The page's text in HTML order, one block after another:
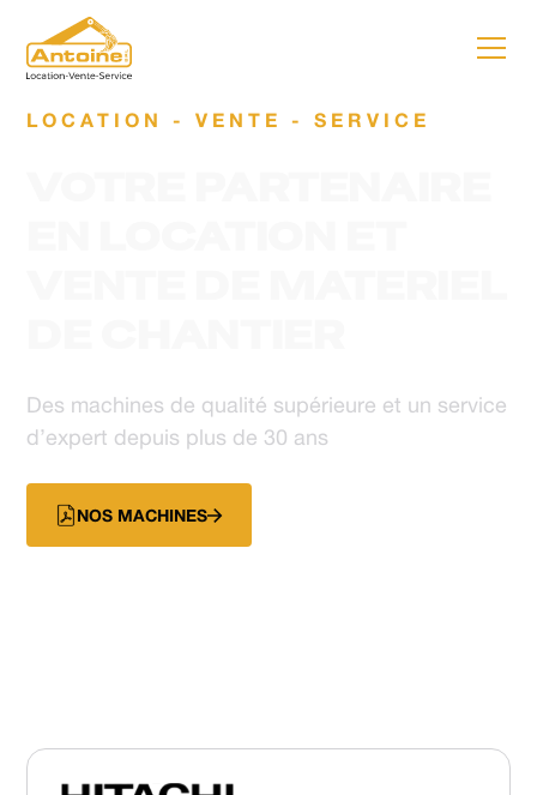
LOCATION - VENTE - SERVICE
Des machines de qualité supérieure et un service
d’expert depuis plus de 30 ans
NOS MACHINES